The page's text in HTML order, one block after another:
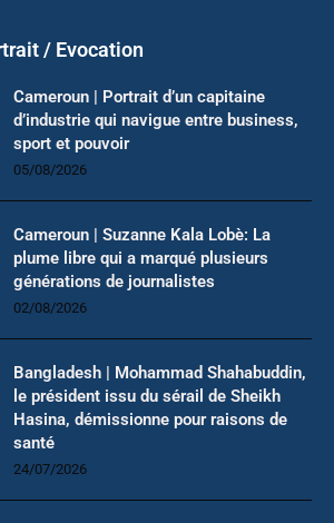
/ Evocation
Cameroun | Portrait d’un capitaine
d’industrie qui navigue entre business,
sport et pouvoir
05/08/2026
Cameroun | Suzanne Kala Lobè: La
plume libre qui a marqué plusieurs
générations de journalistes
02/08/2026
Bangladesh | Mohammad Shahabuddin,
le président issu du sérail de Sheikh
Hasina, démissionne pour raisons de
santé
24/07/2026